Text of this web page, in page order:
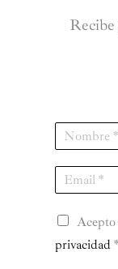
N
a
*
E
m
*
R
P
Acepto
privacidad *